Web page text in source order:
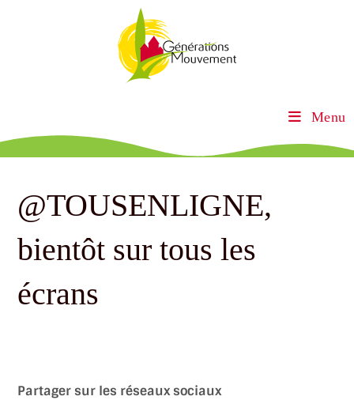
Menu
@TOUSENLIGNE,
bientôt sur tous les
écrans
Partager sur les réseaux sociaux